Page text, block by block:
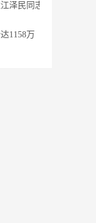
泽民同志
1158万